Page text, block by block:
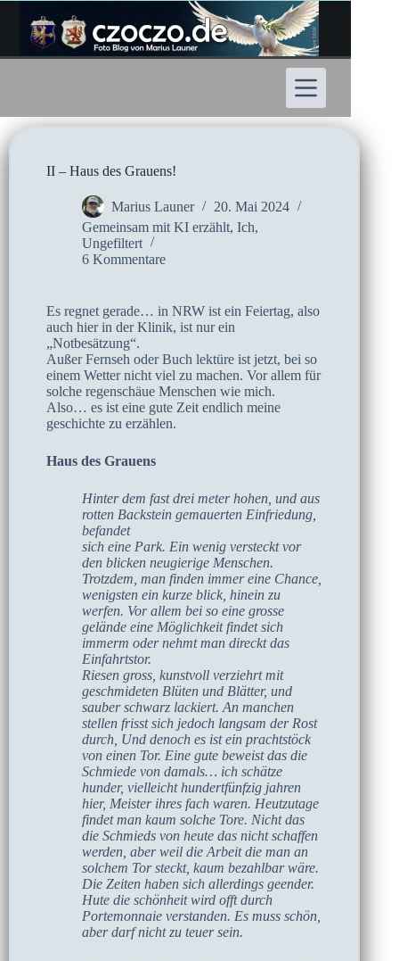
Inhalt
springen
II – Haus des Grauens!
Marius Launer
20. Mai 2024
Gemeinsam mit KI erzählt, Ich,
Ungefiltert
6 Kommentare
Es regnet gerade… in NRW ist ein Feiertag, also
auch hier in der Klinik, ist nur ein
„Notbesätzung“.
Außer Fernseh oder Buch lektüre ist jetzt, bei so
einem Wetter nicht viel zu machen. Vor allem für
solche regenschäue Menschen wie mich.
Also… es ist eine gute Zeit endlich meine
geschichte zu erzählen.
Haus des Grauens
Hinter dem fast drei meter hohen, und aus
rotten Backstein gemauerten Einfriedung,
befandet
sich eine Park. Ein wenig versteckt vor
den blicken neugierige Menschen.
Trotzdem, man finden immer eine Chance,
wenigsten ein kurze blick, hinein zu
werfen. Vor allem bei so eine grosse
gelände eine Möglichkeit findet sich
immerm oder nehmt man direckt das
Einfahrtstor.
Riesen gross, kunstvoll verziehrt mit
geschmideten Blüten und Blätter, und
sauber schwarz lackiert. An manchen
stellen frisst sich jedoch langsam der Rost
durch, Und denoch es ist ein prachtstöck
von einen Tor. Eine gute beweist das die
Schmiede von damals… ich schätze
hunder, vielleicht hundertfünfzig jahren
hier, Meister ihres fach waren. Heutzutage
findet man kaum solche Tore. Nicht das
die Schmieds von heute das nicht schaffen
werden, aber weil die Arbeit die man an
solchem Tor steckt, kaum bezahlbar wäre.
Die Zeiten haben sich allerdings geender.
Hute die schönheit wird offt durch
Portemonnaie verstanden. Es muss schön,
aber darf nicht zu teuer sein.